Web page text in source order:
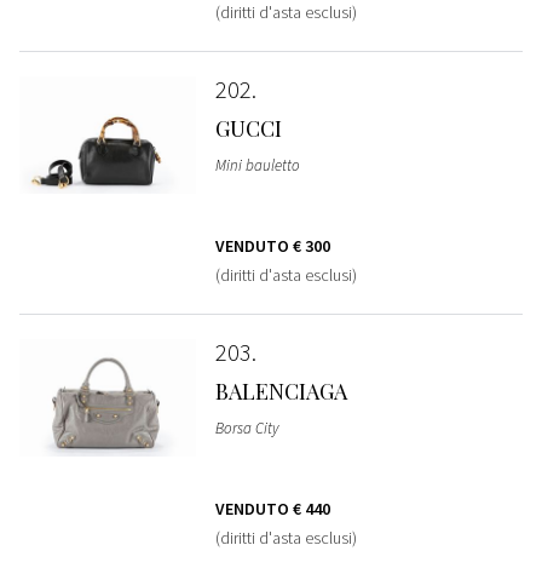
(diritti d'asta esclusi)
202
GUCCI
Mini bauletto
VENDUTO € 300
(diritti d'asta esclusi)
203
BALENCIAGA
Borsa City
VENDUTO € 440
(diritti d'asta esclusi)